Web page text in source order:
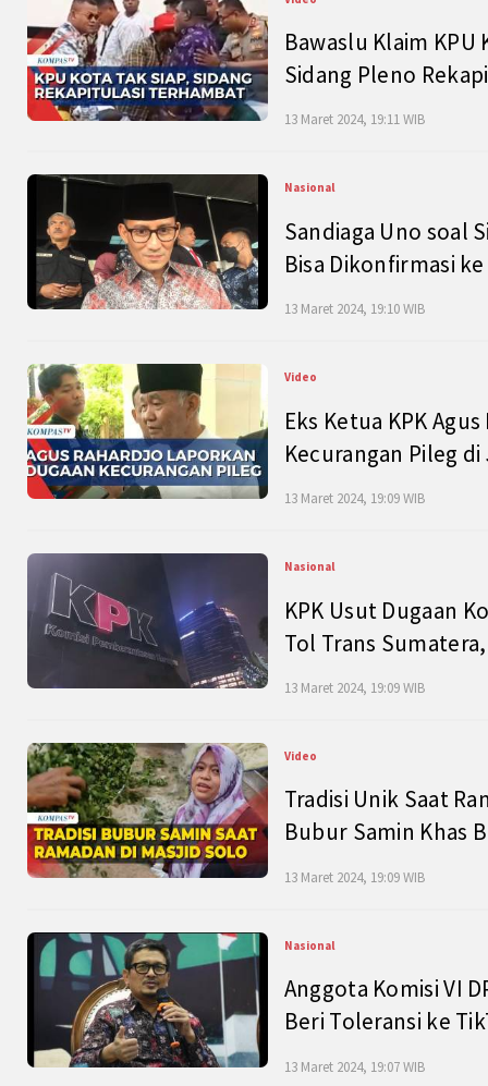
Bawaslu Klaim
Sidang Pleno
13 Maret 2024, 19:11 WIB
Nasional
Sandiaga Uno soal
Bisa Dikonfirmasi
13 Maret 2024, 19:10 WIB
Video
Eks Ketua KPK
Kecurangan Pileg
13 Maret 2024, 19:09 WIB
Nasional
KPK Usut Dugaan
Tol Trans
13 Maret 2024, 19:09 WIB
Video
Tradisi Unik Saat
Bubur Samin Khas
13 Maret 2024, 19:09 WIB
Nasional
Anggota Komisi VI
Beri Toleransi ke
13 Maret 2024, 19:07 WIB